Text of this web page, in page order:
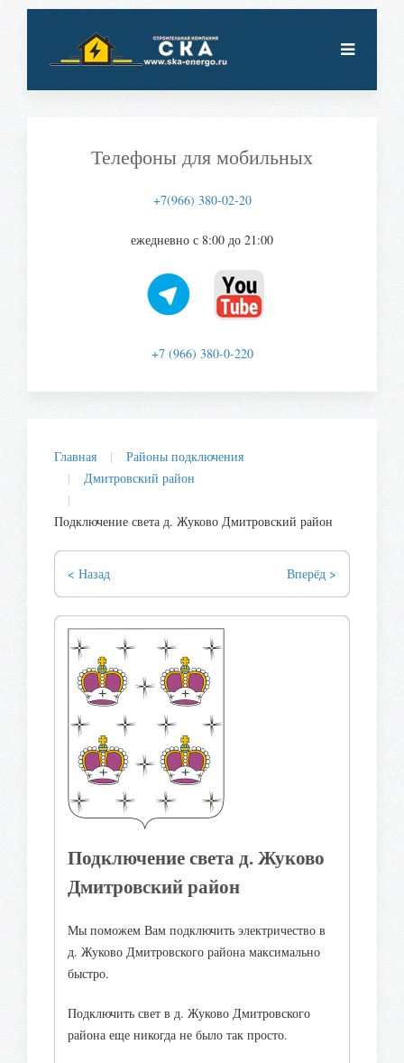
Телефоны для мобильных
+7(966) 380-02-20
ежедневно с 8:00 до 21:00
+7 (966) 380-0-220
Главная
Районы подключения
Дмитровский район
Подключение света д. Жуково Дмитровский район
< Назад Вперёд >
Подключение света д. Жуково
Дмитровский район
Мы поможем Вам подключить электричество в
д. Жуково Дмитровского района максимально
быстро.
Подключить свет в д. Жуково Дмитровского
района еще никогда не было так просто.